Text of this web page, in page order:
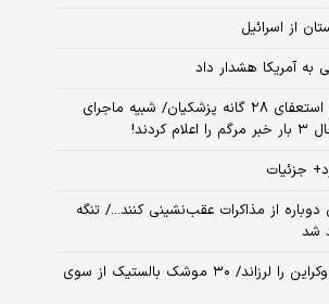
از اسرائیل
آمریکا هشدار داد
واکنش مهاجرانی به ادعای استعفای ۲۸ گانه پزشکیان/ شبیه ماجرای
جزئیات
دوباره از مذاکرات عقب‌نشینی کنند.../ تنگه
شد
انفجارهای شدید پایتخت اوکراین را لرزاند/ ۳۰ موشک بالستیک از سوی